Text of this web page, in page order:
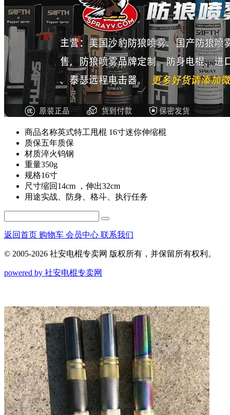
商品名称英式特工甩棍 16寸迷你伸缩棍
质保五年质保
材质淬火钨钢
重量350g
规格16寸
尺寸缩回14cm ，伸出32cm
用途实战、防身、格斗、执行任务
返回首页 购物车 会员中心 联系我们
© 2005-2026 社安电棍专卖网 版权所有，并保留所有权利。
powered by 社安电棍专卖网